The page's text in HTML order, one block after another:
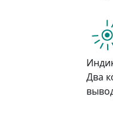
Два